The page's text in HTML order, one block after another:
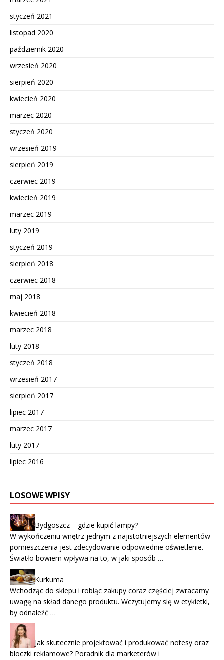
styczeń 2021
listopad 2020
październik 2020
wrzesień 2020
sierpień 2020
kwiecień 2020
marzec 2020
styczeń 2020
wrzesień 2019
sierpień 2019
czerwiec 2019
kwiecień 2019
marzec 2019
luty 2019
styczeń 2019
sierpień 2018
czerwiec 2018
maj 2018
kwiecień 2018
marzec 2018
luty 2018
styczeń 2018
wrzesień 2017
sierpień 2017
lipiec 2017
marzec 2017
luty 2017
lipiec 2016
LOSOWE WPISY
Bydgoszcz – gdzie kupić lampy?
W wykończeniu wnętrz jednym z najistotniejszych elementów
pomieszczenia jest zdecydowanie odpowiednie oświetlenie.
Światło bowiem wpływa na to, w jaki sposób …
Kurkuma
Wchodząc do sklepu i robiąc zakupy coraz częściej zwracamy
uwagę na skład danego produktu. Wczytujemy się w etykietki,
by odnaleźć …
Jak skutecznie projektować i produkować notesy oraz
bloczki reklamowe? Poradnik dla marketerów i